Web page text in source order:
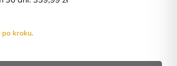
po kroku.